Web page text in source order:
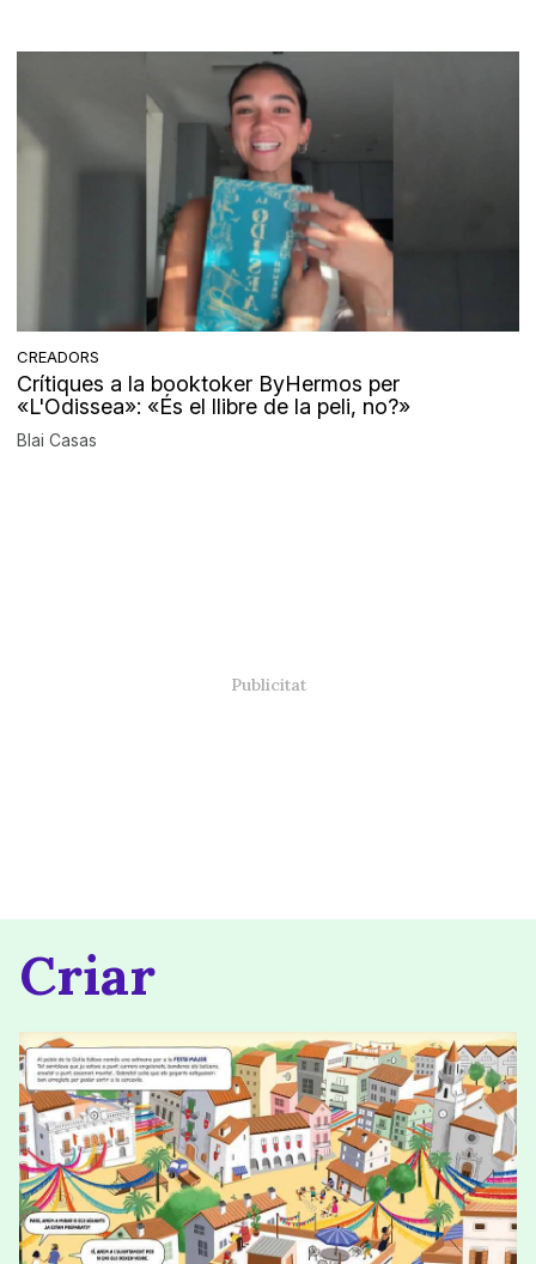
CREADORS
Crítiques a la booktoker ByHermos per
«L'Odissea»: «És el llibre de la peli, no?»
Blai Casas
Criar